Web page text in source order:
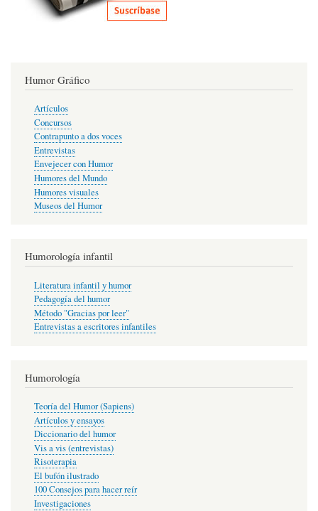
Humor Gráfico
Artículos
Concursos
Contrapunto a dos voces
Entrevistas
Envejecer con Humor
Humores del Mundo
Humores visuales
Museos del Humor
Humorología infantil
Literatura infantil y humor
Pedagogía del humor
Método "Gracias por leer"
Entrevistas a escritores infantiles
Humorología
Teoría del Humor (Sapiens)
Artículos y ensayos
Diccionario del humor
Vis a vis (entrevistas)
Risoterapia
El bufón ilustrado
100 Consejos para hacer reír
Investigaciones